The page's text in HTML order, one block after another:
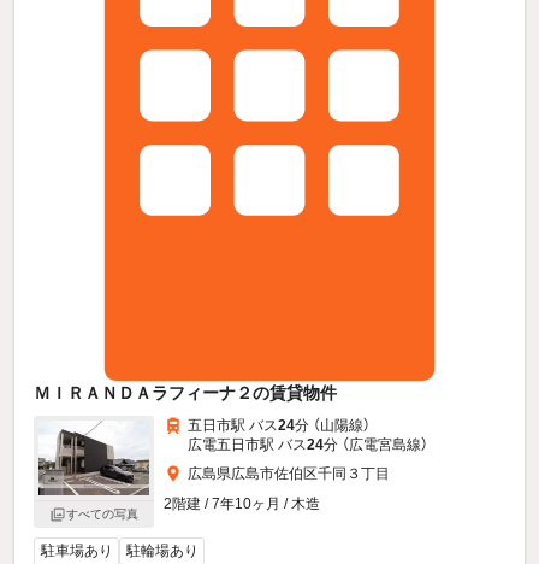
ＭＩＲＡＮＤＡラフィーナ２の賃貸物件
すべての写真
五日市駅 バス24分 （山陽線）
広電五日市駅 バス24分 （広電宮島線）
広島県広島市佐伯区千同３丁目
2階建 / 7年10ヶ月 / 木造
駐車場あり 駐輪場あり